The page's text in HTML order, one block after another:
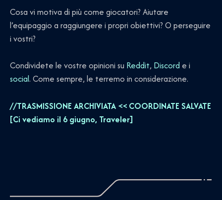
Cosa vi motiva di più come giocatori? Aiutare
l’equipaggio a raggiungere i propri obiettivi? O perseguire
i vostri?
Condividete le vostre opinioni su Reddit, Discord e i
social. Come sempre, le terremo in considerazione.
//TRASMISSIONE ARCHIVIATA << COORDINATE SALVATE
[Ci vediamo il 6 giugno, Traveler]